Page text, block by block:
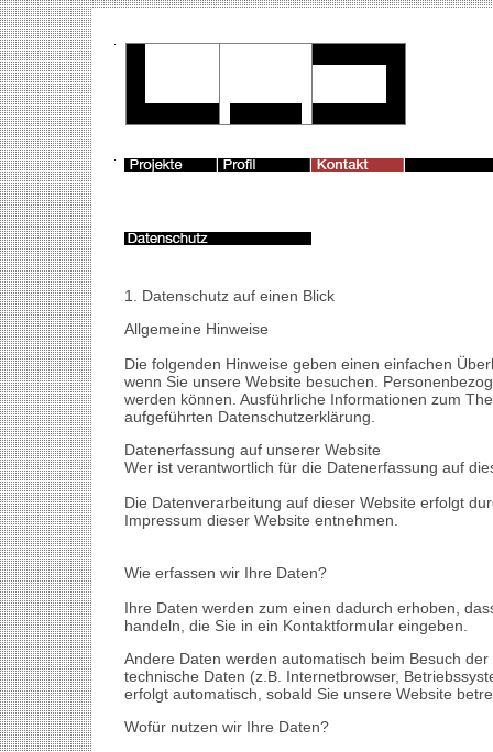
1. Datenschutz auf einen Blick
Allgemeine Hinweise
Die folgenden Hinweise geben einen einfachen
wenn Sie unsere Website besuchen.
werden können. Ausführliche Informationen zum
aufgeführten Datenschutzerklärung.
Datenerfassung auf unserer Website
Wer ist verantwortlich für die Datenerfassung auf
Die Datenverarbeitung auf dieser Website erfolgt
Impressum dieser Website entnehmen.
Wie erfassen wir Ihre Daten?
Ihre Daten werden zum einen dadurch erhoben,
handeln, die Sie in ein Kontaktformular eingeben.
Andere Daten werden automatisch beim Besuch
technische Daten (z.B. Internetbrowser,
erfolgt automatisch, sobald Sie unsere Website
Wofür nutzen wir Ihre Daten?